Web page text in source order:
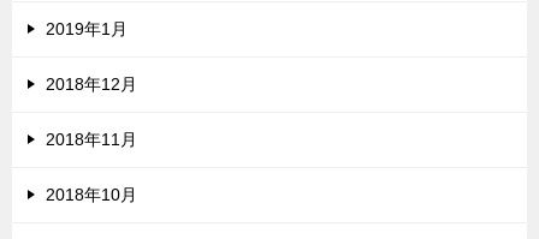
2019年1月
2018年12月
2018年11月
2018年10月